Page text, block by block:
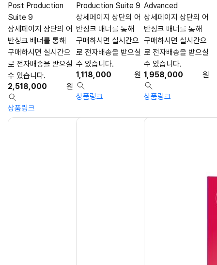
Post Production
Suite 9
상세페이지 상단의 어
반싱크 배너를 통해
구매하시면 실시간으
로 전자배송을 받으실
수 있습니다.
2,518,000
원
상품링크
Production Suite 9
상세페이지 상단의 어
반싱크 배너를 통해
구매하시면 실시간으
로 전자배송을 받으실
수 있습니다.
1,118,000
원
상품링크
Advanced
상세페이지 상단의 어
반싱크 배너를 통해
구매하시면 실시간으
로 전자배송을 받으실
수 있습니다.
1,958,000
원
상품링크